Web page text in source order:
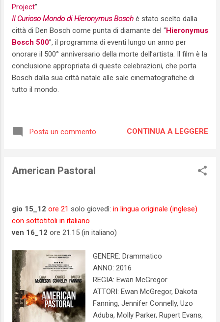
Project”.
Il Curioso Mondo di Hieronymus Bosch è stato scelto dalla
città di Den Bosch come punta di diamante del “Hieronymus
Bosch 500”, il programma di eventi lungo un anno per
onorare il 500° anniversario della morte dell’artista. Il film è la
conclusione appropriata di queste celebrazioni, che porta
Bosch dalla sua città natale alle sale cinematografiche di
tutto il mondo.
Posta un commento CONTINUA A LEGGERE
American Pastoral
gio 15_12 ore 21 solo giovedì: in lingua originale (inglese)
con sottotitoli in italiano
ven 16_12 ore 21.15 (in italiano)
GENERE: Drammatico
ANNO: 2016
REGIA: Ewan McGregor
ATTORI: Ewan McGregor, Dakota
Fanning, Jennifer Connelly, Uzo
Aduba, Molly Parker, Rupert Evans,